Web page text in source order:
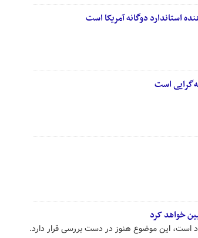
استاندارد دوگانه آمریکا است
است
خواهد کرد
است، این موضوع هنوز در دست بررسی قرار دارد.